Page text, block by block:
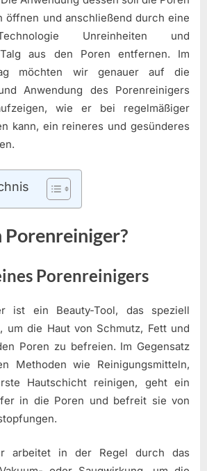
öffnen und anschließend durch eine
Technologie Unreinheiten und
aus den Poren entfernen. Im
möchten wir genauer auf die
Anwendung des Porenreinigers
wie er bei regelmäßiger
kann, ein reineres und gesünderes
Porenreiniger?
Porenreinigers
ist ein Beauty-Tool, das speziell
um die Haut von Schmutz, Fett und
Poren zu befreien. Im Gegensatz
Methoden wie Reinigungsmitteln,
Hautschicht reinigen, geht ein
in die Poren und befreit sie von
arbeitet in der Regel durch das